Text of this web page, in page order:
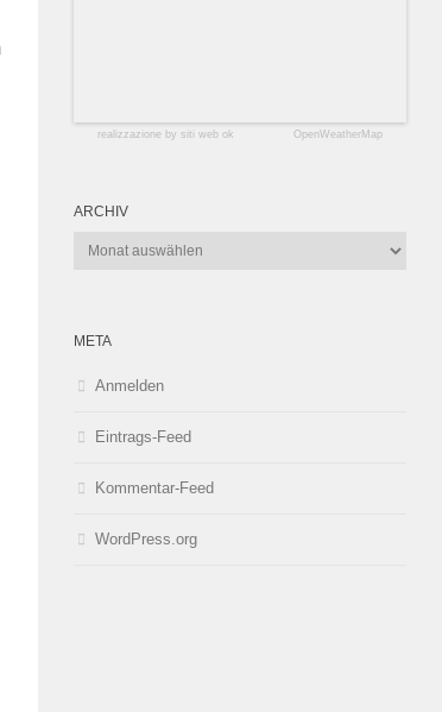
realizzazione by siti web ok OpenWeatherMap
ARCHIV
Archiv
META
Anmelden
Eintrags-Feed
Kommentar-Feed
WordPress.org